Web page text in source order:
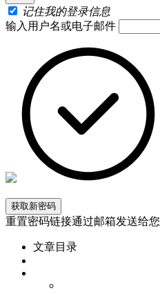
记住我的登录信息
输入用户名或电子邮件
重置密码链接通过邮箱发送给您
文章目录